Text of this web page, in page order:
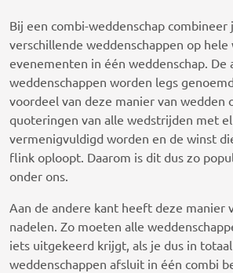
Bij een combi-weddenschap combineer
verschillende weddenschappen op
evenementen in één weddenschap. De
weddenschappen worden legs
voordeel van deze manier van wedden
quoteringen van alle wedstrijden met
vermenigvuldigd worden en de winst
flink oploopt. Daarom is dit dus zo
onder ons.
Aan de andere kant heeft deze manier
nadelen. Zo moeten alle
iets uitgekeerd krijgt, als je dus in
weddenschappen afsluit in één combi